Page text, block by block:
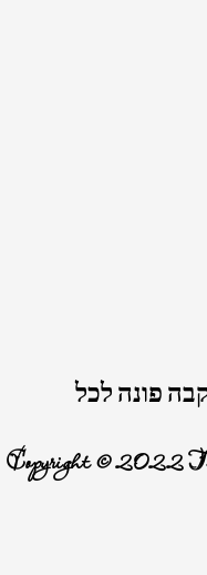
פונה לכל
Copyright © 2022